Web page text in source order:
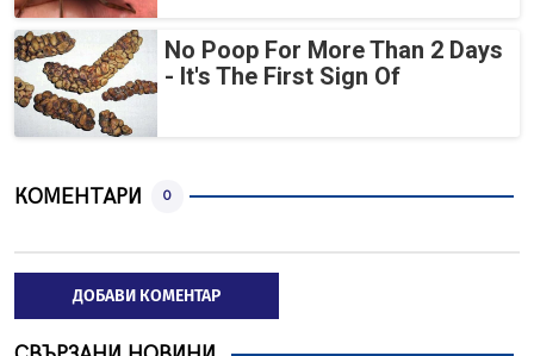
No Poop For More Than 2 Days
- It's The First Sign Of
КОМЕНТАРИ 0
ДОБАВИ КОМЕНТАР